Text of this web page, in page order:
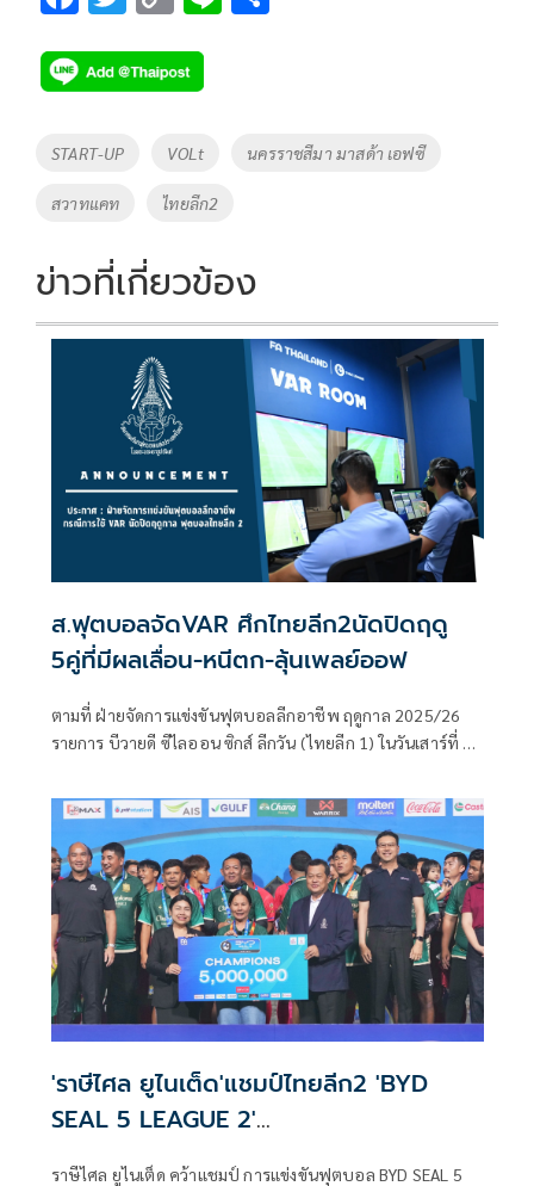
e
b
o
k
tt
er
p
y
Li
n
k
Tags
START-UP VOLt นครราชสีมา มาสด้า เอฟซี
สวาทแคท ไทยลีก2
ข่าวที่เกี่ยวข้อง
ส.ฟุตบอลจัดVAR ศึกไทยลีก2นัดปิดฤดู
5คู่ที่มีผลเลื่อน-หนีตก-ลุ้นเพลย์ออฟ
ตามที่ ฝ่ายจัดการแข่งขันฟุตบอลลีกอาชีพ ฤดูกาล 2025/26
รายการ บีวายดี ซีไลออน ซิกส์ ลีกวัน (ไทยลีก 1) ในวันเสาร์ที่ 25
สิงห์ เชียงราย ยูไนเต็ด พบ ทรู แบงค็อก ยูไนเต็ด, บีจี ปทุม
ยูไนเต็ด พบ นครราชสีมา มาสด้า เอฟซี และ อุทัยธานี เอฟซี
พบ การท่าเรือ เอฟซี
'ราษีไศล ยูไนเต็ด'แชมป์ไทยลีก2 'BYD
SEAL 5 LEAGUE 2'
ราษีไศล ยูไนเต็ด คว้าแชมป์ การแข่งขันฟุตบอล BYD SEAL 5